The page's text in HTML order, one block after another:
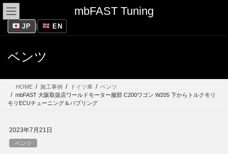
コ
ン
ン
動
ナ
ビ
ー
に
mbFAST Tuning
JP EN
ベンツ
HOME 施工事例 ドイツ車
ベンツ
mbFAST 大阪取扱店ワールドモーター服部 C200ワゴン W205 下からトルクモリ
モリECUチューニング＆バブリング
2023年7月21日
ベンツ